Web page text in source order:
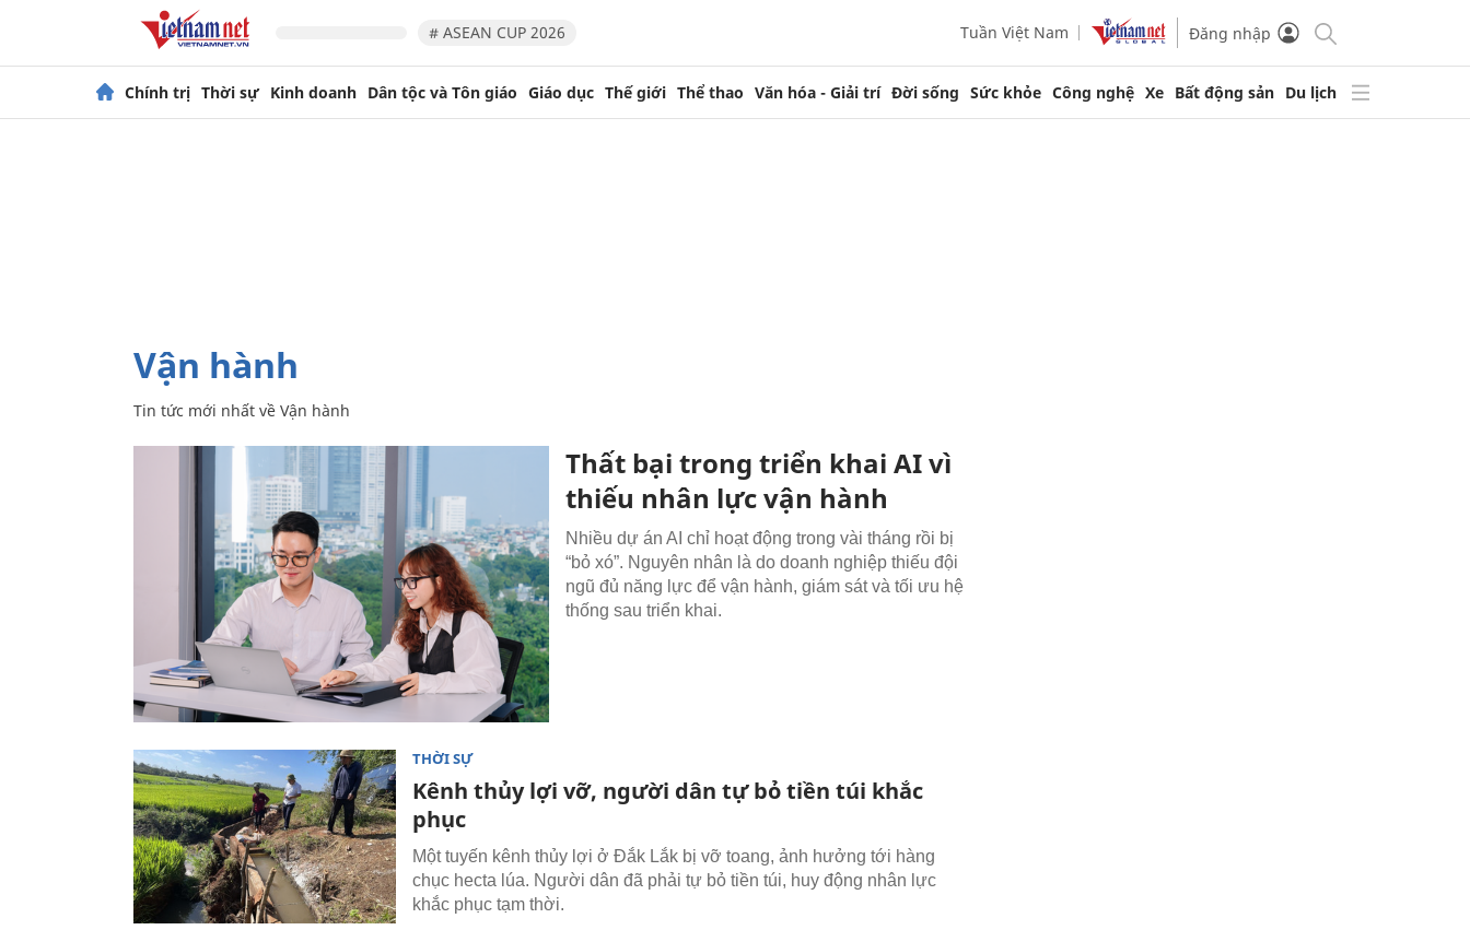
# ASEAN CUP 2026 Tuần Việt Nam Đăng nhập
Chính trị Thời sự Kinh doanh Dân tộc và Tôn giáo Giáo dục Thế giới Thể thao Văn hóa - Giải trí Đời sống Sức khỏe Công nghệ Xe Bất động sản Du lịch
Vận hành
Tin tức mới nhất về Vận hành
Thất bại trong triển khai AI vì
thiếu nhân lực vận hành
Nhiều dự án AI chỉ hoạt động trong vài tháng rồi bị
“bỏ xó”. Nguyên nhân là do doanh nghiệp thiếu đội
ngũ đủ năng lực để vận hành, giám sát và tối ưu hệ
thống sau triển khai.
THỜI SỰ
Kênh thủy lợi vỡ, người dân tự bỏ tiền túi khắc
phục
Một tuyến kênh thủy lợi ở Đắk Lắk bị vỡ toang, ảnh hưởng tới hàng
chục hecta lúa. Người dân đã phải tự bỏ tiền túi, huy động nhân lực
khắc phục tạm thời.